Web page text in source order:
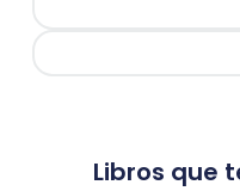
Libros que